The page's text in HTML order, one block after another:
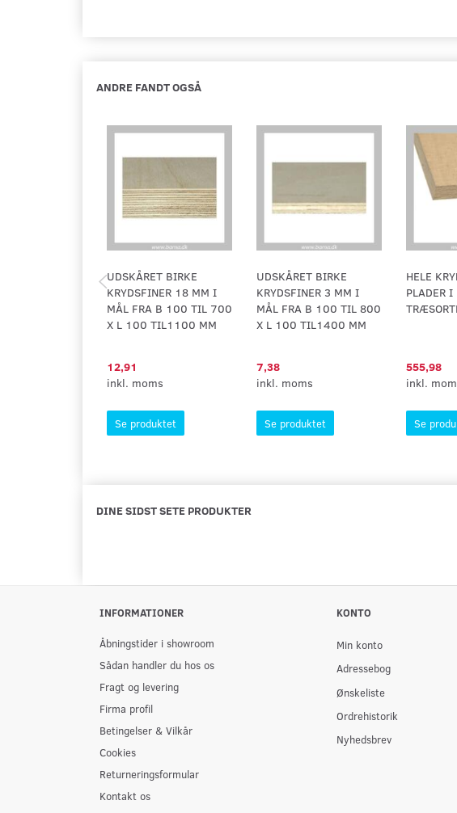
ANDRE FANDT OGSÅ
UDSKÅRET BIRKE
KRYDSFINER 18 MM I
MÅL FRA B 100 TIL 700
X L 100 TIL1100 MM
12,91
inkl. moms
Se produktet
UDSKÅRET BIRKE
KRYDSFINER 3 MM I
MÅL FRA B 100 TIL 800
X L 100 TIL1400 MM
7,38
inkl. moms
Se produktet
HELE
PLADER I
555,98
inkl.
Se
DINE SIDST SETE PRODUKTER
INFORMATIONER
Åbningstider i showroom
Sådan handler du hos os
Fragt og levering
Firma profil
Betingelser & Vilkår
Cookies
Returneringsformular
Kontakt os
KONTO
Min konto
Adressebog
Ønskeliste
Ordrehistorik
Nyhedsbrev